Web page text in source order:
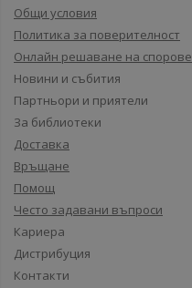
Общи условия
Политика за поверителност
Онлайн решаване на спорове
Новини и събития
Партньори и приятели
За библиотеки
Доставка
Връщане
Помощ
Често задавани въпроси
Кариера
Дистрибуция
Контакти